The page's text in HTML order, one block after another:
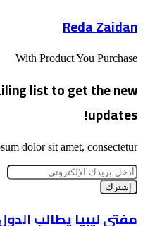
Reda Zaidan
With Product You Purchase
list to get the new
updates!
dolor sit amet, consectetur.
أدخل
بريدك
الإلكتروني
مفتي
مفتي ليبيا يطالب